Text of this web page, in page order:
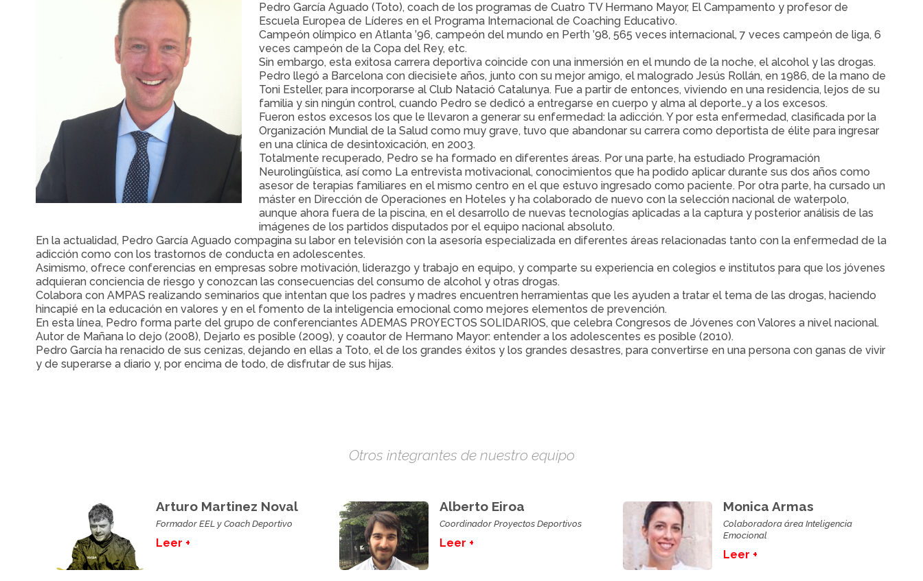
Pedro García Aguado (Toto), coach de los programas de Cuatro TV Hermano Mayor, El Campamento y profesor de
Escuela Europea de Líderes en el Programa Internacional de Coaching Educativo.
Campeón olímpico en Atlanta ’96, campeón del mundo en Perth ’98, 565 veces internacional, 7 veces campeón de liga, 6
veces campeón de la Copa del Rey, etc.
Sin embargo, esta exitosa carrera deportiva coincide con una inmersión en el mundo de la noche, el alcohol y las drogas.
Pedro llegó a Barcelona con diecisiete años, junto con su mejor amigo, el malogrado Jesús Rollán, en 1986, de la mano de
Toni Esteller, para incorporarse al Club Natació Catalunya. Fue a partir de entonces, viviendo en una residencia, lejos de su
familia y sin ningún control, cuando Pedro se dedicó a entregarse en cuerpo y alma al deporte…y a los excesos.
Fueron estos excesos los que le llevaron a generar su enfermedad: la adicción. Y por esta enfermedad, clasificada por la
Organización Mundial de la Salud como muy grave, tuvo que abandonar su carrera como deportista de élite para ingresar
en una clínica de desintoxicación, en 2003.
Totalmente recuperado, Pedro se ha formado en diferentes áreas. Por una parte, ha estudiado Programación
Neurolingüística, así como La entrevista motivacional, conocimientos que ha podido aplicar durante sus dos años como
asesor de terapias familiares en el mismo centro en el que estuvo ingresado como paciente. Por otra parte, ha cursado un
máster en Dirección de Operaciones en Hoteles y ha colaborado de nuevo con la selección nacional de waterpolo,
aunque ahora fuera de la piscina, en el desarrollo de nuevas tecnologías aplicadas a la captura y posterior análisis de las
imágenes de los partidos disputados por el equipo nacional absoluto.
En la actualidad, Pedro García Aguado compagina su labor en televisión con la asesoría especializada en diferentes áreas relacionadas tanto con la enfermedad de la
adicción como con los trastornos de conducta en adolescentes.
Asimismo, ofrece conferencias en empresas sobre motivación, liderazgo y trabajo en equipo, y comparte su experiencia en colegios e institutos para que los jóvenes
adquieran conciencia de riesgo y conozcan las consecuencias del consumo de alcohol y otras drogas.
Colabora con AMPAS realizando seminarios que intentan que los padres y madres encuentren herramientas que les ayuden a tratar el tema de las drogas, haciendo
hincapié en la educación en valores y en el fomento de la inteligencia emocional como mejores elementos de prevención.
En esta línea, Pedro forma parte del grupo de conferenciantes ADEMAS PROYECTOS SOLIDARIOS, que celebra Congresos de Jóvenes con Valores a nivel nacional.
Autor de Mañana lo dejo (2008), Dejarlo es posible (2009), y coautor de Hermano Mayor: entender a los adolescentes es posible (2010).
Pedro García ha renacido de sus cenizas, dejando en ellas a Toto, el de los grandes éxitos y los grandes desastres, para convertirse en una persona con ganas de vivir
y de superarse a diario y, por encima de todo, de disfrutar de sus hijas.
Otros integrantes de nuestro equipo
Arturo Martinez Noval
Formador EEL y Coach Deportivo
Leer +
Alberto Eiroa
Coordinador Proyectos Deportivos
Leer +
Monica Armas
Colaboradora área Inteligencia
Emocional
Leer +